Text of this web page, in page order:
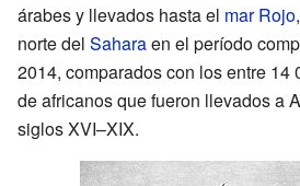
árabes y llevados hasta el mar Rojo
norte del Saharaen el período
2014, comparados con los entre 14
de africanos que fueron llevados a
siglos XVI–XIX.